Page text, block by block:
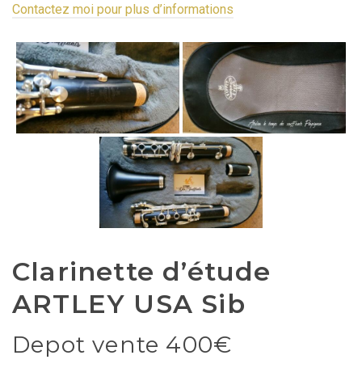
Contactez moi pour plus d’informations
Clarinette d’étude
ARTLEY USA Sib
Depot vente 400€